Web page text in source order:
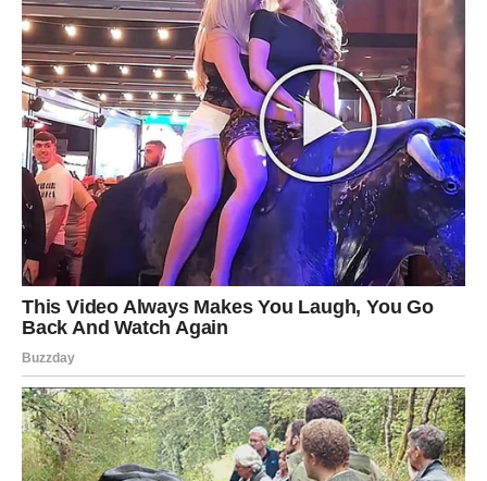
Sve je veća učestalost raka debelog crijeva kod osoba mlađih
od 50 godina. Iako točna etiologija ostaje nepoznata, stručnjaci
nagađaju da bi se ovaj fenomen mogao pripisati načinu života i
utjecajima iz okoline. Upozoravaju da pojava nepredviđenih
simptoma može poslužiti kao mogući signal.
Dr. Michael Cekini, medicinski onkolog u Yale Cancer Centeru
i član kolorektalnog programa u Gastrointestinal Cancer
Centeru, uočio je stalan porast stope raka debelog crijeva
među osobama ispod 50 godina od 1990-ih. Neočekivani
simptom koji često privlači pažnju ljudi je pojava abnormalno
rijetke stolice, što je prilično neobično. Korisnica na TikToku
ispričala je svoj osobni susret, otkrivajući da je otkrila
promjenu u teksturi svoje stolice, zajedno s neobjašnjivim
gubitkom težine i epizodama proljeva.
U početku je te indikacije pripisala sindromu iritabilnog crijeva,